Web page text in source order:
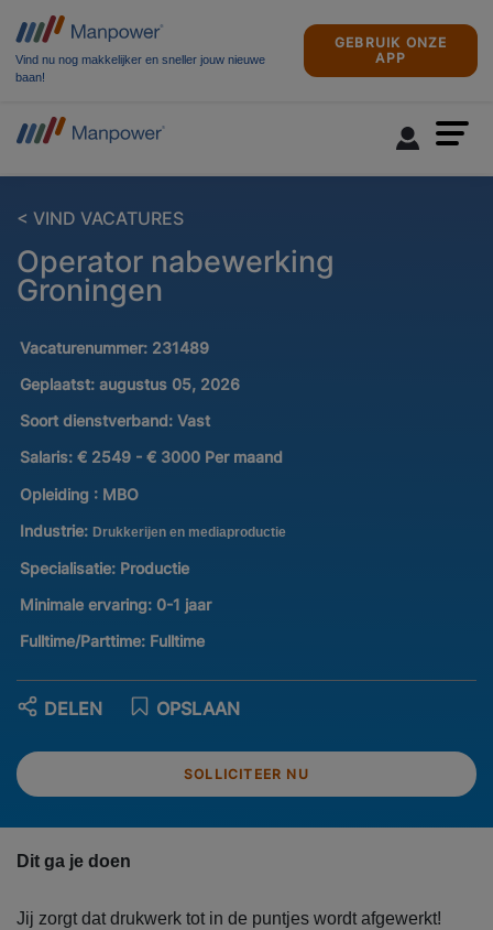
Vind nu nog makkelijker en sneller jouw nieuwe
baan!
GEBRUIK ONZE
APP
< VIND VACATURES
Operator nabewerking
Groningen
Vacaturenummer: 231489
Geplaatst: augustus 05, 2026
Soort dienstverband: Vast
Salaris: € 2549 - € 3000 Per maand
Opleiding : MBO
Industrie: Drukkerijen en mediaproductie
Specialisatie: Productie
Minimale ervaring: 0-1 jaar
Fulltime/Parttime: Fulltime
SOLLICITEER NU
OPSLAAN
DELEN
Dit ga je doen
Jij zorgt dat drukwerk tot in de puntjes wordt afgewerkt!